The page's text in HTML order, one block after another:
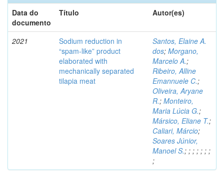
Data do
documento
Título Autor(es)
2021
Sodium reduction in
“spam-like” product
elaborated with
mechanically separated
tilapia meat
Santos, Elaine A.
dos; Morgano,
Marcelo A.;
Ribeiro, Alline
Emannuele C.;
Oliveira, Aryane
R.; Monteiro,
Maria Lúcia G.;
Mársico, Eliane T.;
Caliari, Márcio;
Soares Júnior,
Manoel S.; ; ; ; ; ; ;
;